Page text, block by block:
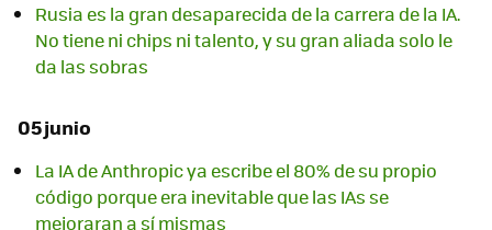
Rusia es la gran desaparecida de la carrera de la IA.
No tiene ni chips ni talento, y su gran aliada solo le
da las sobras
05 junio
La IA de Anthropic ya escribe el 80% de su propio
código porque era inevitable que las IAs se
mejoraran a sí mismas